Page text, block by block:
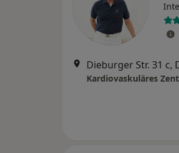
Dieburger Str. 31 c,
Kardiovaskuläres